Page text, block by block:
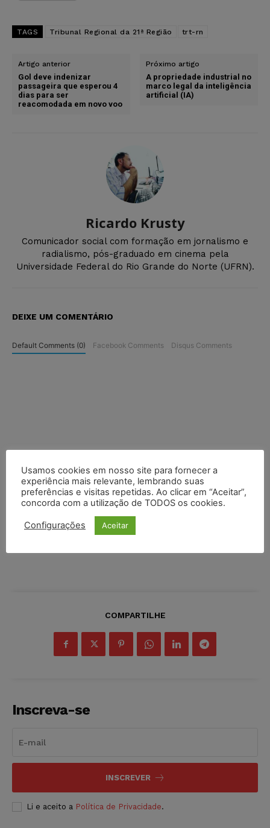
TAGS Tribunal Regional da 21ª Região trt-rn
Artigo anterior
Gol deve indenizar
passageira que esperou 4
dias para ser
reacomodada em novo voo
Próximo artigo
A propriedade industrial no
marco legal da inteligência
artificial (IA)
Ricardo Krusty
Comunicador social com formação em jornalismo e
radialismo, pós-graduado em cinema pela
Universidade Federal do Rio Grande do Norte (UFRN).
DEIXE UM COMENTÁRIO
Default Comments (0) Facebook Comments Disqus Comments
COMPARTILHE
Inscreva-se
INSCREVER
Li e aceito a Política de Privacidade.
Usamos cookies em nosso site para fornecer a
experiência mais relevante, lembrando suas
preferências e visitas repetidas. Ao clicar em “Aceitar”,
concorda com a utilização de TODOS os cookies.
Configurações Aceitar